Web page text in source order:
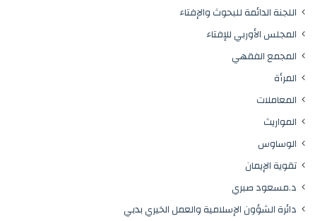
اللجنة الدائمة للبحوث والإفتاء
المجلس الأوربي للإفتاء
المجمع الفقهي
المرأة
المعاملات
المواريث
الوساوس
تقوية الإيمان
د.مسعود صبري
دائرة الشؤون الإسلامية والعمل الخيري بدبي